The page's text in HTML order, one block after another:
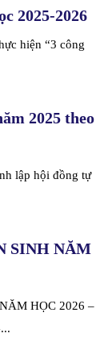
2025-2026
hiện “3 công
2025 theo
lập hội đồng tự
SINH NĂM
HỌC 2026 –